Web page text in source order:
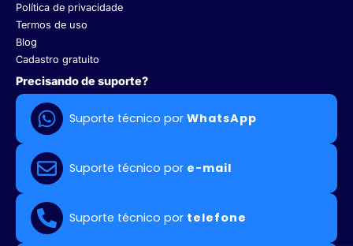
Política de privacidade
Termos de uso
Blog
Cadastro gratuito
Precisando de suporte?
Suporte técnico porWhatsApp
Suporte técnico por e-mail
Suporte técnico por telefone